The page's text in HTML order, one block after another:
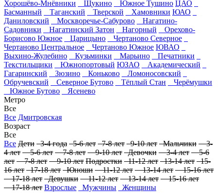
Хорошёво-Мнёвники
Щукино Южное Тушино ЦАО
Басманный
Таганский Тверской Хамовники ЮАО
Даниловский
Москворечье-Сабурово
Нагатино-
Садовники
Нагатинский Затон Нагорный
Орехово-
Борисово Южное
Царицыно
Чертаново Северное
Чертаново Центральное
Чертаново Южное ЮВАО
Выхино-Жулебино
Кузьминки Марьино
Печатники
Текстильщики
Южнопортовый ЮЗАО
Академический
Гагаринский
Зюзино Коньково
Ломоносовский
Обручевский
Северное Бутово Тёплый Стан
Черёмушки
Южное Бутово
Ясенево
Метро
Все
Все Дмитровская
Возраст
Все
Все Дети 3-4 года 5-6 лет 7-8 лет 9-10 лет Мальчики 3-
4 лет 5-6 лет 7-8 лет 9-10 лет Девочки 3-4 лет 5-6
лет 7-8 лет 9-10 лет Подростки 11-12 лет 13-14 лет 15-
16 лет 17-18 лет Юноши 11-12 лет 13-14 лет 15-16 лет
17-18 лет Девушки 11-12 лет 13-14 лет 15-16 лет
17-18 лет Взрослые Мужчины
Женщины